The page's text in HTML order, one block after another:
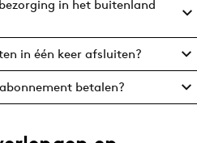
in het buitenland
in één keer afsluiten?
betalen?